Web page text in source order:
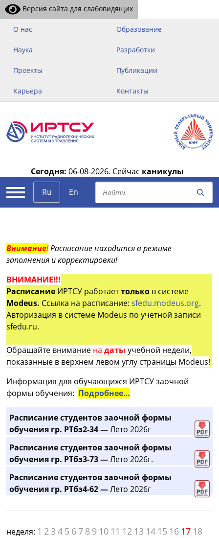
Версия сайта для слабовидящих
О нас Образование
Наука Разработки
Проекты Публикации
Карьера Контакты
Сегодня: 06-08-2026. Сейчас каникулы
Ru
En
Внимание!Расписание находится в режиме
заполнения и корректировки!
ВНИМАНИЕ!!!
Расписание ИРТСУ работаеттолько в системе
Modeus. Ссылка на расписание:sfedu.modeus.org.
Авторизация в системе Modeus по учетной записи
sfedu.ru.
Обращайте внимание на датыучебной недели,
показанные в верхнем левом углу страницы Modeus!
Информация для обучающихся ИРТСУ заочной
формы обучения: Подробнее…
Расписание студентов заочной формы
обучения гр. РТбз2-34 —Лето 2026г
Расписание студентов заочной формы
обучения гр. РТбз3-73 —Лето 2026г.
Расписание студентов заочной формы
обучения гр. РТбз4-62 —Лето 2026г
неделя: 1 2 3 4 5 6 7 8 9 10 11 12 13 14 15 16 17 18